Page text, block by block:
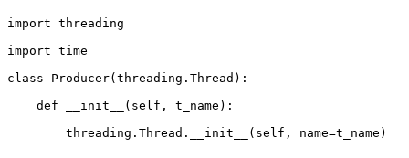
import threading
import time
class Producer(threading.Thread):
    def __init__(self, t_name):
        threading.Thread.__init__(self, name=t_name)